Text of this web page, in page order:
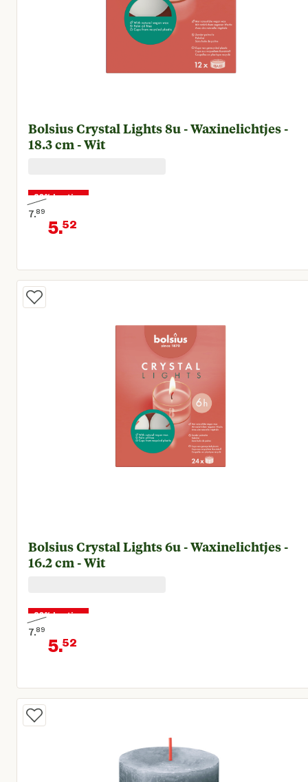
Bolsius Crystal Lights 8u - Waxinelichtjes -
18.3 cm - Wit
30% korting
7.89
Oorspronkelijke prijs € 7,89
5.52
Huidige prijs € 5,52
Bolsius Crystal Lights 6u - Waxinelichtjes -
16.2 cm - Wit
30% korting
7.89
Oorspronkelijke prijs € 7,89
5.52
Huidige prijs € 5,52